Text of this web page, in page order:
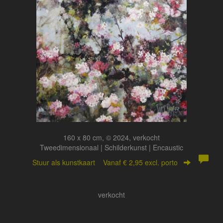
160 x 80 cm, © 2024, verkocht
Tweedimensionaal | Schilderkunst | Encaustic
Stuur als kunstkaart Vanaf € 2,95 excl. porto
verkocht